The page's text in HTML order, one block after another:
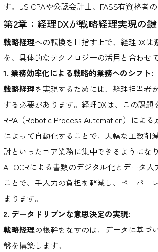
す。US CPAや公認会計士、FASS有資格者
第2章：経理DXが戦略経理実現の
戦略経理への転換を目指す上で、経理DX
を、具体的なテクノロジーの活用と合わせ
1. 業務効率化による戦略的業務へのシフト:
戦略経理を実現するためには、経理担当者
する必要があります。経理DXは、この課題
RPA（Robotic Process Automation）によ
によって自動化することで、大幅な工数
討といったコア業務に集中できるようになり
AI-OCRによる書類のデジタル化とデータ
ことで、手入力の負担を軽減し、ペーパ
まります。
2. データドリブンな意思決定の実現:
戦略経理の根幹をなすのは、データに基づ
盤を構築します。